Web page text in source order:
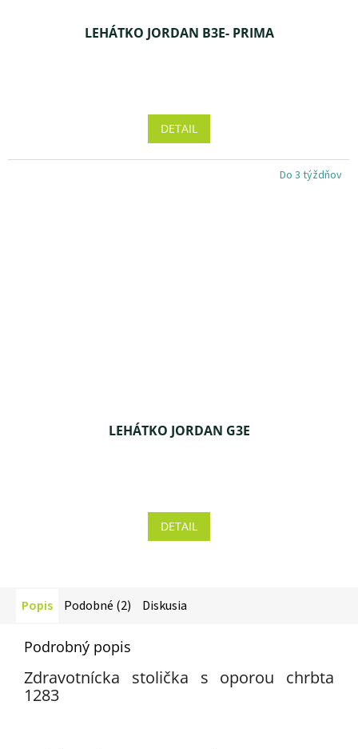
LEHÁTKO JORDAN B3E- PRIMA
z 5
DETAIL
Do 3 týždňov
LEHÁTKO JORDAN G3E
DETAIL
Popis Podobné (2) Diskusia
Podrobný popis
Zdravotnícka stolička s oporou chrbta
1283